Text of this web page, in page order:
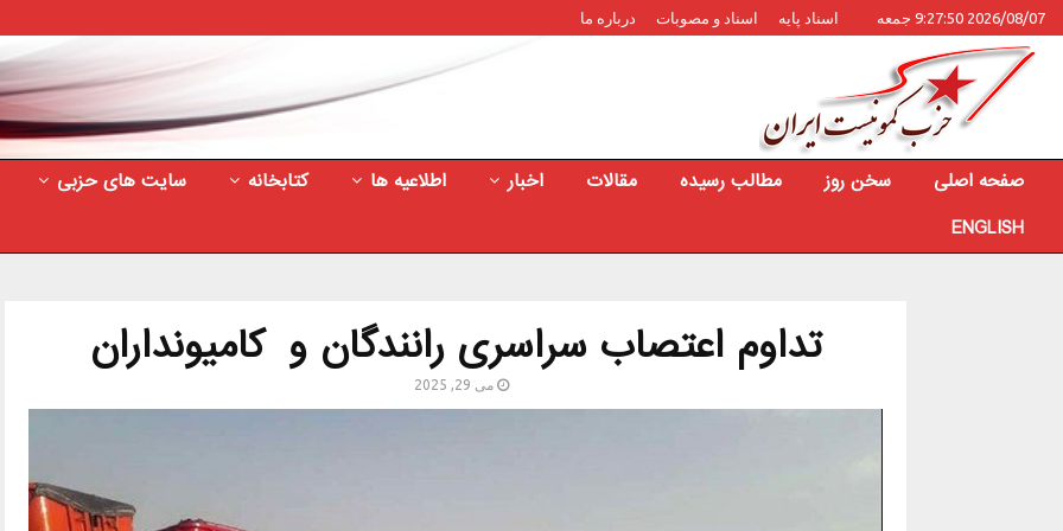
2026/08/07 9:27:50 جمعه اسناد پایه اسناد و مصوبات درباره ما
صفحه اصلی سخن روز مطالب رسیده مقالات اخبار اطلاعیه ها کتابخانه سایت های حزبی
ENGLISH
تداوم اعتصاب سراسری رانندگان و کامیونداران
می 29, 2025